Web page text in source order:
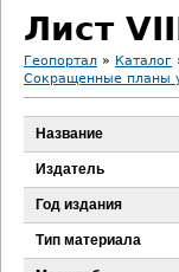
Лист
В
ы
з
д
Геопортал » Каталог
Сокращенные планы
Название
Издатель
Год издания
Тип материала